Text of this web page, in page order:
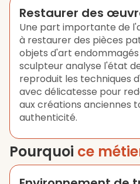
Restaurer des
Une part importante de
à restaurer des pièces
objets d'art
sculpteur analyse l'état
reproduit les techniques
avec délicatesse pour
aux créations anciennes
authenticité.
Pourquoi ce